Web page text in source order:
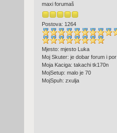
maxi forumaš
Postova: 1264
Mjesto: mjesto Luka
Moj Skuter: je dobar forum i por
Moja Kaciga: takachi tk170n
MojSetup: malo je 70
MojSpuh: zxulja